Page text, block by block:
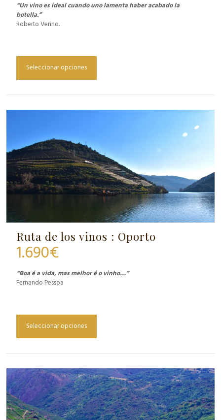
“Un vino es ideal cuando uno lamenta haber acabado la
botella.”
Roberto Verino.
Seleccionar opciones
Ruta de los vinos : Oporto
1.690€
“Boa é a vida, mas melhor é o vinho…”
Fernando Pessoa
Seleccionar opciones